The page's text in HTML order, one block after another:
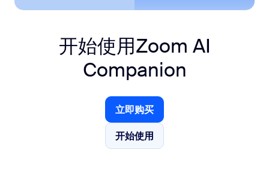
开始使用Zoom AI
Companion
立即购买
立即购买
开始使用
开始使用